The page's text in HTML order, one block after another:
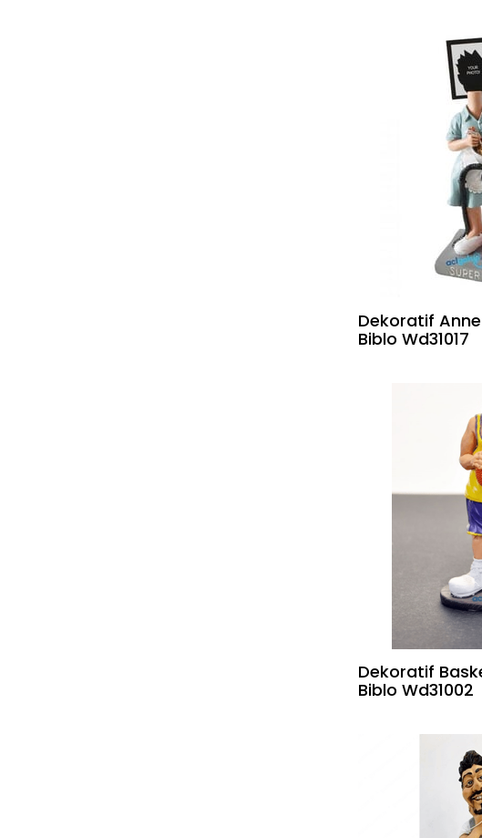
Dekoratif
Biblo Wd31017
Dekoratif
Biblo Wd31002